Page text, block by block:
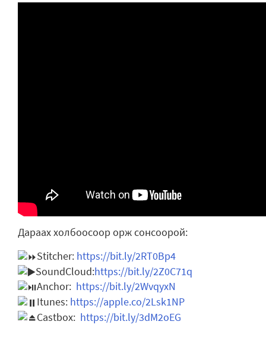
Дараах холбоосоор орж сонсоорой:
Stitcher: https://bit.ly/2RT0Bp4
SoundCloud:https://bit.ly/2Z0C71q
Anchor: https://bit.ly/2WvqyxN
Itunes: https://apple.co/2Lsk1NP
Castbox: https://bit.ly/3dM2oEG